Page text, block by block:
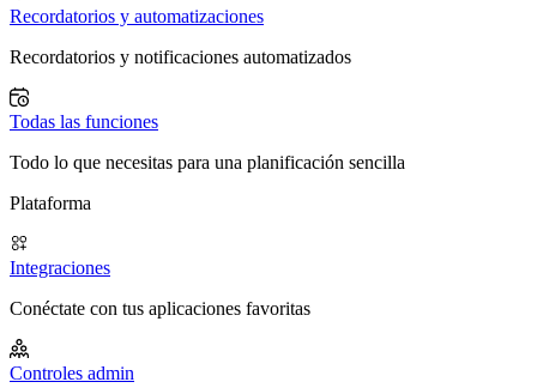
Recordatorios y automatizaciones
Recordatorios y notificaciones automatizados
Todas las funciones
Todo lo que necesitas para una planificación sencilla
Plataforma
Integraciones
Conéctate con tus aplicaciones favoritas
Controles admin